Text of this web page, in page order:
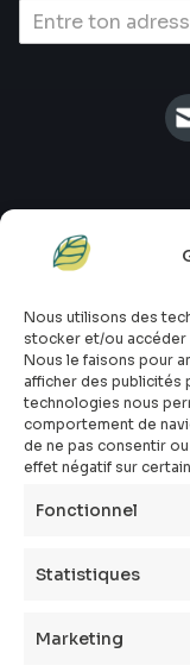
Nous utilisons des
stocker et/ou accéder
Nous le faisons pour
afficher des publicités
technologies nous
comportement de
de ne pas consentir
effet négatif sur
Fonctionnel
Statistiques
Marketing
#atopik_fr
#atopik_tests
Qui sommes-nous ?
Mon compte
Contact
E-shop
Toutes les box
Politique de cookies